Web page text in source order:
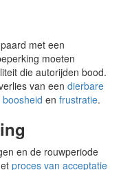
met een
moeten
die autorijden bood.
van een dierbare
boosheid en frustratie.
en de rouwperiode
proces van acceptatie